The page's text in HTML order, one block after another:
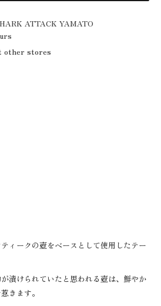
ATTACK YAMATO
other stores
ィークの壺をベースとして使用した テー
漬けられていたと思われる壺は、鮮やか
きます。